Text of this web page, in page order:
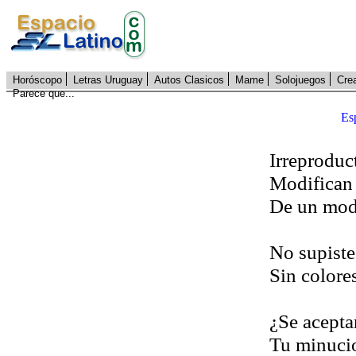
Horóscopo Letras Uruguay Autos Clasicos Mame Solojuegos
Parece que...
Modifican
De un
No
Sin
¿Se
Tu